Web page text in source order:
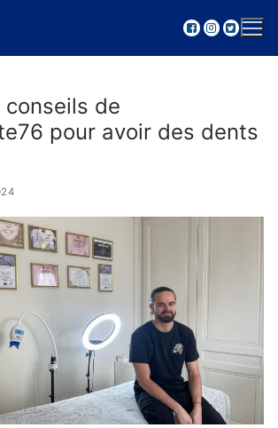
conseils de
pour avoir des dents